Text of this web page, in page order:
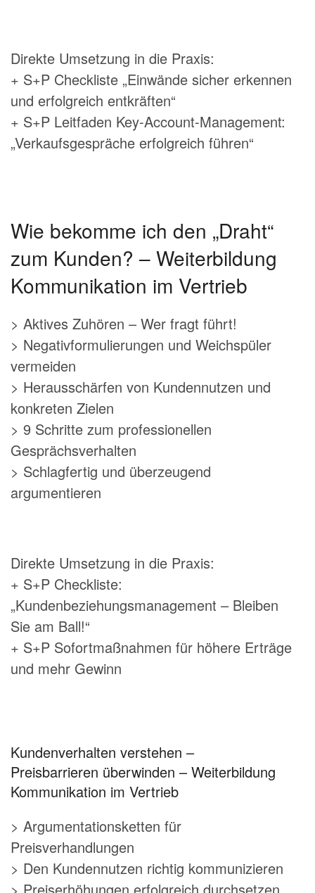
Direkte Umsetzung in die Praxis:
+ S+P Checkliste „Einwände sicher erkennen
und erfolgreich entkräften“
+ S+P Leitfaden Key-Account-Management:
„Verkaufsgespräche erfolgreich führen“
Wie bekomme ich den „Draht“
zum Kunden? – Weiterbildung
Kommunikation im Vertrieb
> Aktives Zuhören – Wer fragt führt!
> Negativformulierungen und Weichspüler
vermeiden
> Herausschärfen von Kundennutzen und
konkreten Zielen
> 9 Schritte zum professionellen
Gesprächsverhalten
> Schlagfertig und überzeugend
argumentieren
Direkte Umsetzung in die Praxis:
+ S+P Checkliste:
„Kundenbeziehungsmanagement – Bleiben
Sie am Ball!“
+ S+P Sofortmaßnahmen für höhere Erträge
und mehr Gewinn
Kundenverhalten verstehen –
Preisbarrieren überwinden – Weiterbildung
Kommunikation im Vertrieb
> Argumentationsketten für
Preisverhandlungen
> Den Kundennutzen richtig kommunizieren